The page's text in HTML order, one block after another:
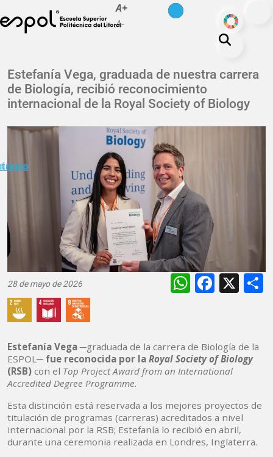
Pasar al contenido principal
A+
A-
ODS
La ESPOL
Educación
Vida politécnica
Investigación
Nuestra Huella
Transparencia
Estefanía Vega, graduada de nuestra carrera
de Biología, recibió reconocimiento
internacional de la Royal Society of Biology
28 de mayo de 2026 X
Estefanía Vega ─graduada de la carrera de Biología de la
ESPOL─ fue reconocida por la Royal Society of Biology
(RSB) con el Top Project Award from an International
Accredited Degree Programme.
Esta distinción está reservada a los mejores proyectos de
titulación de programas (carreras) acreditados a nivel
internacional por la RSB; Estefanía lo recibió en abril,
durante una ceremonia realizada en Londres, Inglaterra.